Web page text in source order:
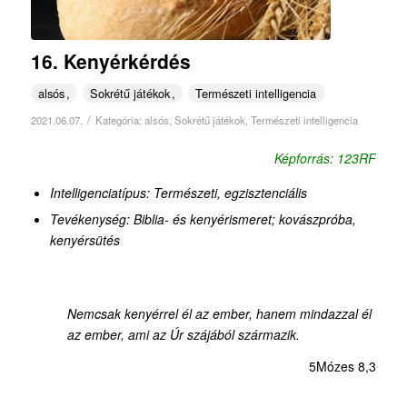
16. Kenyérkérdés
alsós Sokrétű játékok Természeti intelligencia
2021.06.07. / Kategória: alsós Sokrétű játékok Természeti intelligencia
Képforrás: 123RF
Intelligenciatípus: Természeti, egzisztenciális
Tevékenység: Biblia- és kenyérismeret; kovászpróba,
kenyérsütés
Nemcsak kenyérrel él az ember, hanem mindazzal él
az ember, ami az Úr szájából származik.
5Mózes 8,3